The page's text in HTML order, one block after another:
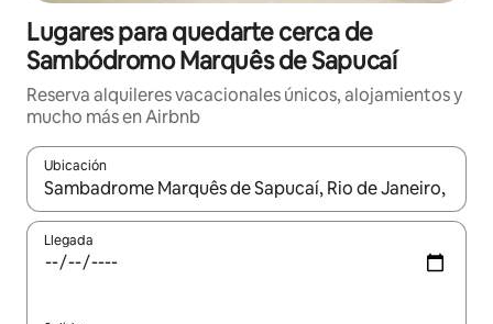
Lugares para quedarte cerca de
Sambódromo Marquês de Sapucaí
Reserva alquileres vacacionales únicos, alojamientos y
mucho más en Airbnb
Ubicación
Cuando los resultados estén disponibles, navega con las
Llegada